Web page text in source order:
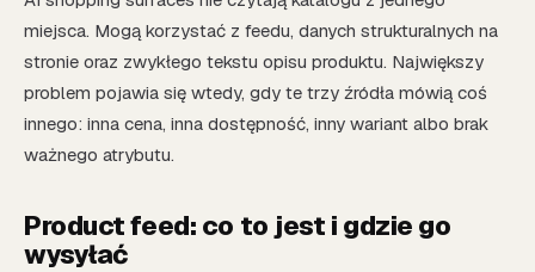
miejsca. Mogą korzystać z feedu, danych strukturalnych na
stronie oraz zwykłego tekstu opisu produktu. Największy
problem pojawia się wtedy, gdy te trzy źródła mówią coś
innego: inna cena, inna dostępność, inny wariant albo brak
ważnego atrybutu.
Product feed: co to jest i gdzie go
wysyłać